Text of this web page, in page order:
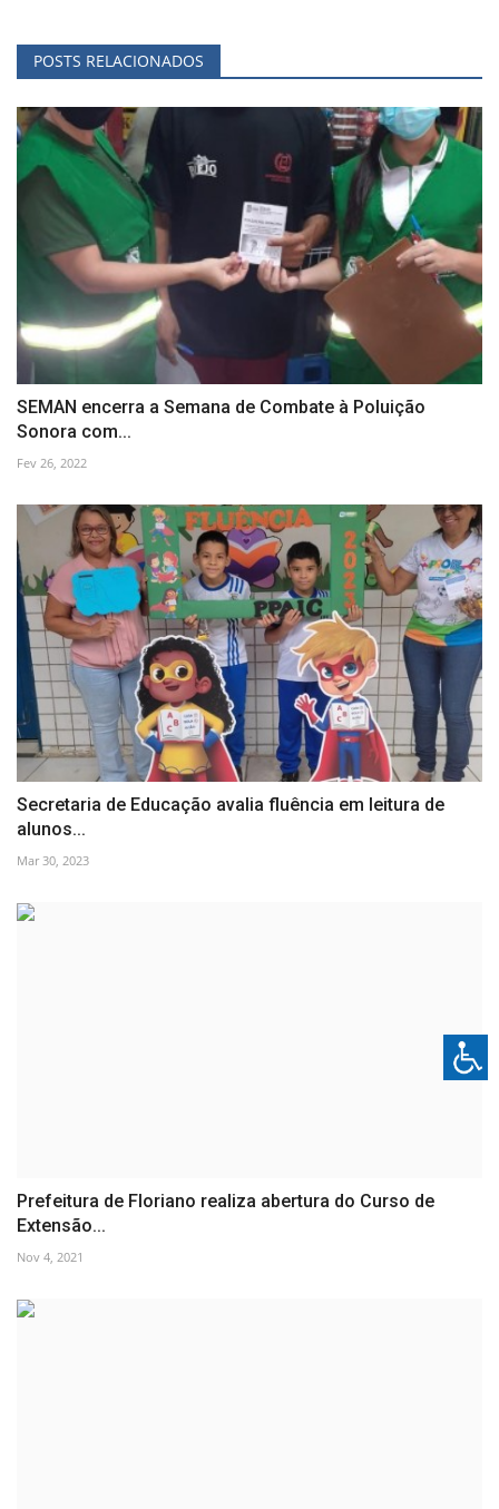
POSTS RELACIONADOS
SEMAN encerra a Semana de Combate à Poluição
Sonora com...
Fev 26, 2022
Secretaria de Educação avalia fluência em leitura de
alunos...
Mar 30, 2023
Prefeitura de Floriano realiza abertura do Curso de
Extensão...
Nov 4, 2021